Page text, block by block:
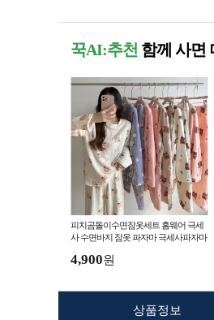
꾹AI:추천 함께 사면
피치곰돌이수면잠옷세트 홈웨어 극세
사 수면바지 잠옷 파자마 극세사파자마
4,900원
상품정보